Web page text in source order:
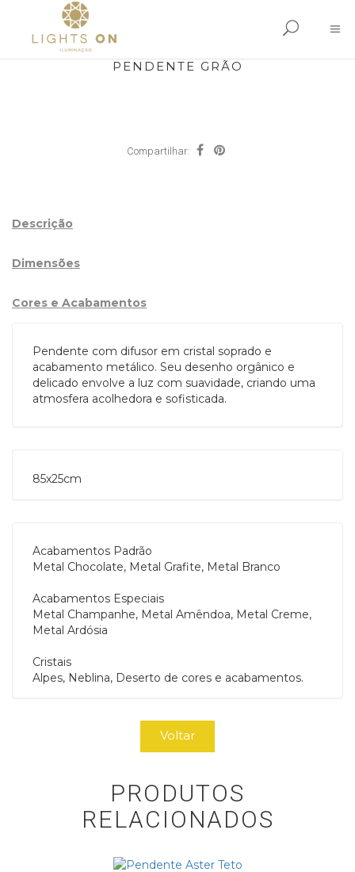
PENDENTE GRÃO
Compartilhar:
Descrição
Dimensões
Cores e Acabamentos
Pendente com difusor em cristal soprado e
acabamento metálico. Seu desenho orgânico e
delicado envolve a luz com suavidade, criando uma
atmosfera acolhedora e sofisticada.
85x25cm
Acabamentos Padrão
Metal Chocolate, Metal Grafite, Metal Branco
Acabamentos Especiais
Metal Champanhe, Metal Amêndoa, Metal Creme,
Metal Ardósia
Cristais
Alpes, Neblina, Deserto de cores e acabamentos.
Voltar
PRODUTOS
RELACIONADOS